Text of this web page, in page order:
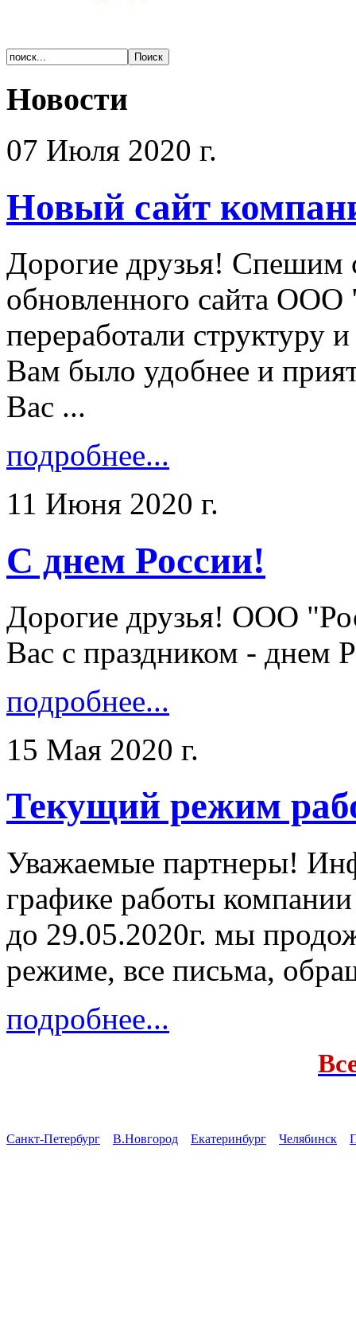
Новости
07 Июля 2020 г.
Новый сайт
Дорогие друзья! Спешим
обновленного сайта
переработали структуру
Вам было удобнее и
Вас ...
подробнее...
11 Июня 2020 г.
С днем России!
Дорогие друзья! ООО
Вас с праздником - днем
подробнее...
15 Мая 2020 г.
Текущий режим
Уважаемые партнеры!
графике работы
до 29.05.2020г. мы
режиме, все письма,
подробнее...
Санкт-Петербург В.Новгород Екатеринбург Челябинск